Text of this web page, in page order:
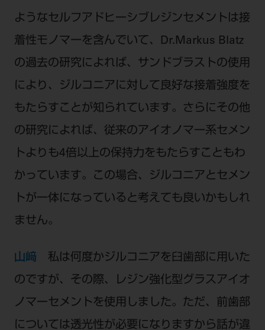
ようなセルフアドヒーシブレジンセメントは接
着性モノマーを含んでいて、Dr.Markus Blatz
の過去の研究によれば、サンドブラストの使用
により、ジルコニアに対して良好な接着強度を
もたらすことが知られています。さらにその他
の研究によれば、従来のアイオノマー系セメン
トよりも4倍以上の保持力をもたらすこともわ
かっています。この場合、ジルコニアとセメン
トが一体になっていると考えても良いかもしれ
ません。
山﨑 私は何度かジルコニアを臼歯部に用いた
のですが、その際、レジン強化型グラスアイオ
ノマーセメントを使用しました。ただ、前歯部
については透光性が必要になりますから話が違